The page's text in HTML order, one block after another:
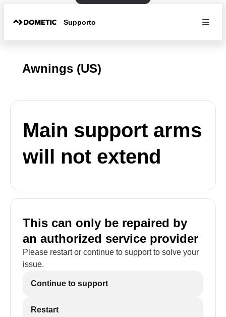
Supporto
Awnings (US)
Main support arms
will not extend
This can only be repaired by
an authorized service provider
Please restart or continue to support to solve your
issue.
Continue to support
Restart